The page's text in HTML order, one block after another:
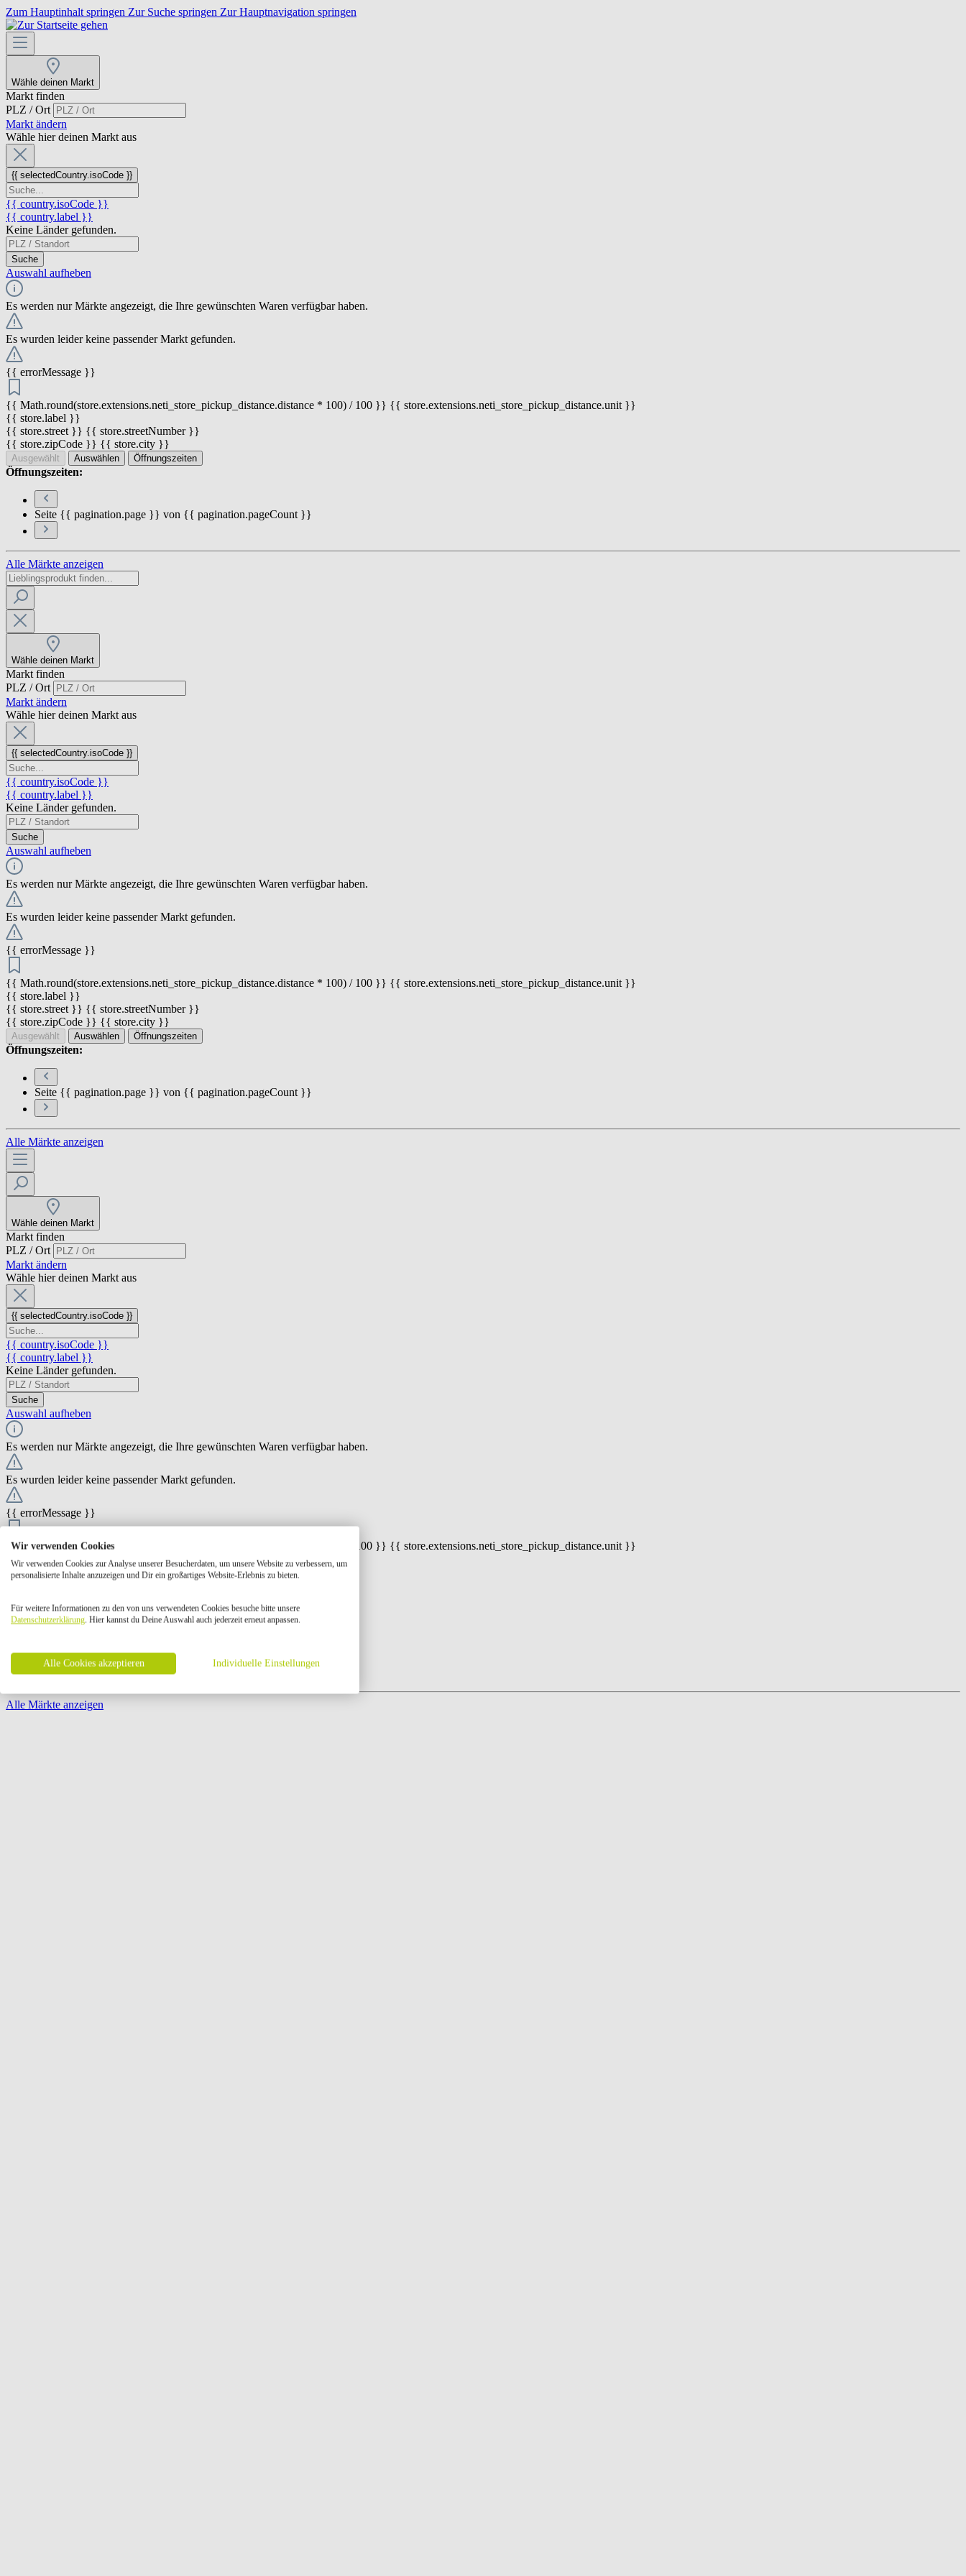
Zum Hauptinhalt springen Zur Suche springen Zur Hauptnavigation springen
Wähle deinen Markt
Markt finden
PLZ / Ort
Markt ändern
Wähle hier deinen Markt aus
{{ selectedCountry.isoCode }}
{{ country.isoCode }}
{{ country.label }}
Keine Länder gefunden.
Suche
Auswahl aufheben
Es werden nur Märkte angezeigt, die Ihre gewünschten Waren verfügbar haben.
Es wurden leider keine passender Markt gefunden.
{{ errorMessage }}
{{ Math.round(store.extensions.neti_store_pickup_distance.distance * 100) / 100 }} {{ store.extensions.neti_store_pickup_distance.unit }}
{{ store.label }}
{{ store.street }} {{ store.streetNumber }}
{{ store.zipCode }} {{ store.city }}
Ausgewählt Auswählen Öffnungszeiten
Öffnungszeiten:
Seite {{ pagination.page }} von {{ pagination.pageCount }}
Alle Märkte anzeigen
Wähle deinen Markt
Markt finden
PLZ / Ort
Markt ändern
Wähle hier deinen Markt aus
{{ selectedCountry.isoCode }}
{{ country.isoCode }}
{{ country.label }}
Keine Länder gefunden.
Suche
Auswahl aufheben
Es werden nur Märkte angezeigt, die Ihre gewünschten Waren verfügbar haben.
Es wurden leider keine passender Markt gefunden.
{{ errorMessage }}
{{ Math.round(store.extensions.neti_store_pickup_distance.distance * 100) / 100 }} {{ store.extensions.neti_store_pickup_distance.unit }}
{{ store.label }}
{{ store.street }} {{ store.streetNumber }}
{{ store.zipCode }} {{ store.city }}
Ausgewählt Auswählen Öffnungszeiten
Öffnungszeiten:
Seite {{ pagination.page }} von {{ pagination.pageCount }}
Alle Märkte anzeigen
Wähle deinen Markt
Markt finden
PLZ / Ort
Markt ändern
Wähle hier deinen Markt aus
{{ selectedCountry.isoCode }}
{{ country.isoCode }}
{{ country.label }}
Keine Länder gefunden.
Suche
Auswahl aufheben
Es werden nur Märkte angezeigt, die Ihre gewünschten Waren verfügbar haben.
Es wurden leider keine passender Markt gefunden.
{{ errorMessage }}
{{ Math.round(store.extensions.neti_store_pickup_distance.distance * 100) / 100 }} {{ store.extensions.neti_store_pickup_distance.unit }}
{{ store.label }}
{{ store.street }} {{ store.streetNumber }}
{{ store.zipCode }} {{ store.city }}
Öffnungszeiten:
Seite {{ pagination.page }} von {{ pagination.pageCount }}
Alle Märkte anzeigen
Wir verwenden Cookies
Wir verwenden Cookies zur Analyse unserer Besucherdaten, um unsere Website zu verbessern, um
personalisierte Inhalte anzuzeigen und Dir ein großartiges Website-Erlebnis zu bieten.
Für weitere Informationen zu den von uns verwendeten Cookies besuche bitte unsere
Datenschutzerklärung. Hier kannst du Deine Auswahl auch jederzeit erneut anpassen.
Alle Cookies akzeptieren Individuelle Einstellungen